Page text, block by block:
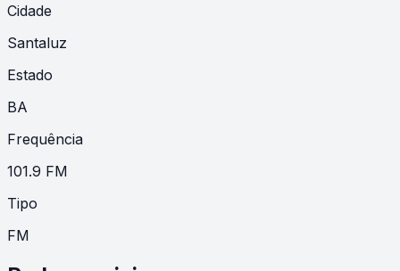
Cidade
Santaluz
Estado
BA
Frequência
101.9 FM
Tipo
FM